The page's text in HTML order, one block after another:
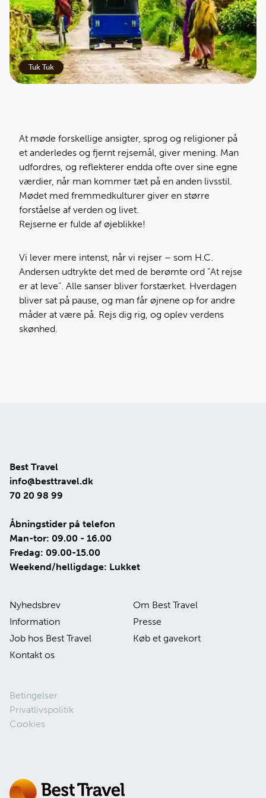
Tuk Tuk
At møde forskellige ansigter, sprog og religioner på
et anderledes og fjernt rejsemål, giver mening. Man
udfordres, og reflekterer endda ofte over sine egne
værdier, når man kommer tæt på en anden livsstil.
Mødet med fremmedkulturer giver en større
forståelse af verden og livet.
Rejserne er fulde af øjeblikke!
Vi lever mere intenst, når vi rejser – som H.C.
Andersen udtrykte det med de berømte ord ”At rejse
er at leve”. Alle sanser bliver forstærket. Hverdagen
bliver sat på pause, og man får øjnene op for andre
måder at være på. Rejs dig rig, og oplev verdens
skønhed.
Best Travel
info@besttravel.dk
70 20 98 99
Åbningstider på telefon
Man-tor: 09.00 - 16.00
Fredag: 09.00-15.00
Weekend/helligdage: Lukket
Nyhedsbrev
Om Best Travel
Information
Presse
Job hos Best Travel
Køb et gavekort
Kontakt os
Betingelser
Privatlivspolitik
Cookies